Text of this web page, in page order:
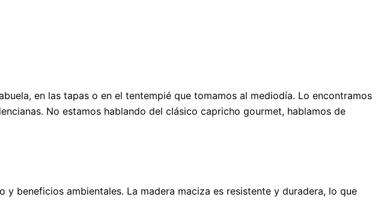
en las tapas o en el tentempié que tomamos al mediodía. Lo encontramos
No estamos hablando del clásico capricho gourmet, hablamos de
beneficios ambientales. La madera maciza es resistente y duradera, lo que